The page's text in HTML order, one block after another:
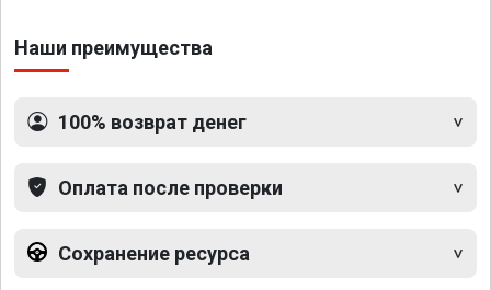
Наши преимущества
100% возврат денег
Оплата после проверки
Сохранение ресурса